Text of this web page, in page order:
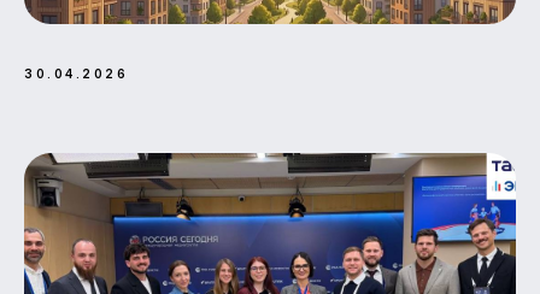
30.04.2026
ОТПРАВИТЬ
121087, г. Москва, вн.тер.г.